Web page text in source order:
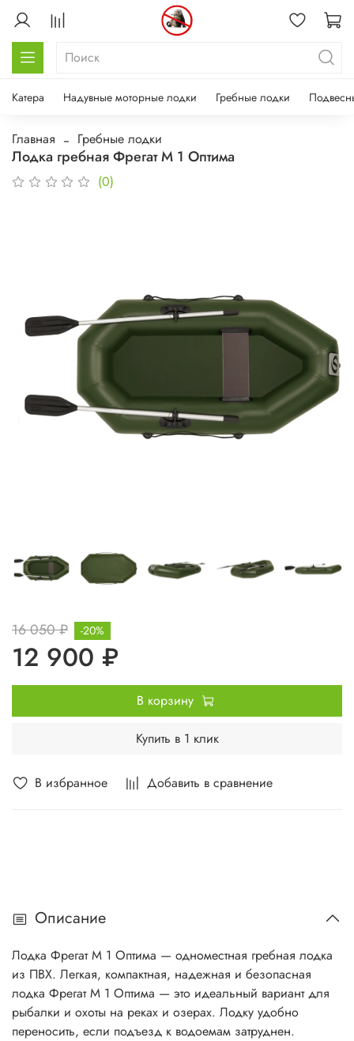
Катера Надувные моторные лодки Гребные лодки
Главная Гребные лодки
Лодка гребная Фрегат М 1 Оптима
(0)
В избранное Добавить в сравнение
16 050 ₽
12 900 ₽
-20%
В корзину
Купить в 1 клик
Описание
Лодка Фрегат М 1 Оптима — одноместная гребная лодка
из ПВХ. Легкая, компактная, надежная и безопасная
лодка Фрегат М 1 Оптима — это идеальный вариант для
рыбалки и охоты на реках и озерах. Лодку удобно
переносить, если подъезд к водоемам затруднен.